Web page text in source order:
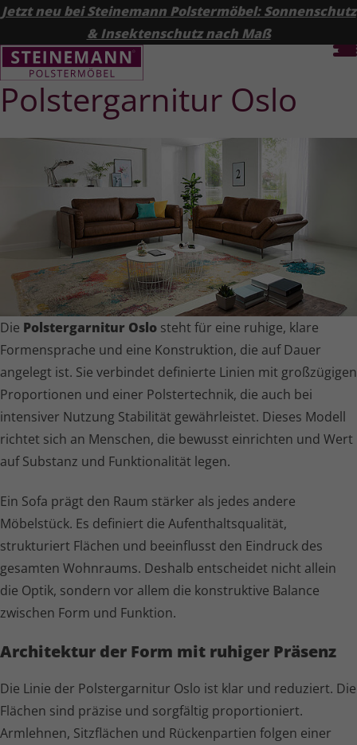
Jetzt neu bei Steinemann Polstermöbel: Sonnenschutz
& Insektenschutz nach Maß
Polster­garnitur Oslo
Die Polster­garnitur Oslo steht für eine ruhige, klare
Formensprache und eine Konstruktion, die auf Dauer
angelegt ist. Sie verbindet definierte Linien mit großzügigen
Proportionen und einer Polstertechnik, die auch bei
intensiver Nutzung Stabilität gewährleistet. Dieses Modell
richtet sich an Menschen, die bewusst einrichten und Wert
auf Substanz und Funktionalität legen.
Ein Sofa prägt den Raum stärker als jedes andere
Möbelstück. Es definiert die Aufent­halts­qua­lität,
strukturiert Flächen und beeinflusst den Eindruck des
gesamten Wohnraums. Deshalb entscheidet nicht allein
die Optik, sondern vor allem die konstruktive Balance
zwischen Form und Funktion.
Architektur der Form mit ruhiger Präsenz
Die Linie der Polster­garnitur Oslo ist klar und reduziert. Die
Flächen sind präzise und sorgfältig proportioniert.
Armlehnen, Sitzflächen und Rückenpartien folgen einer